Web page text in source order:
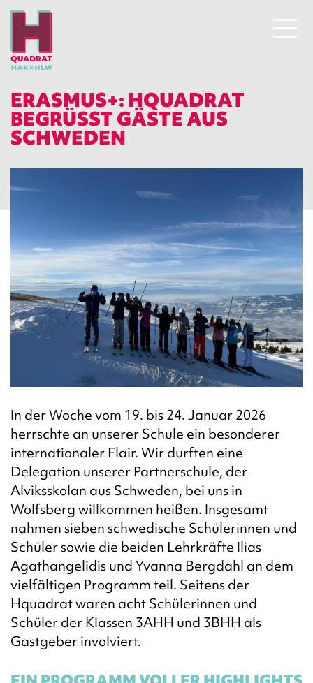
ERASMUS+: HQUADRAT
BEGRÜSST GÄSTE AUS S
CHWEDEN
In der Woche vom 19. bis 24. Januar 2026
herrschte an unserer Schule ein besonderer
internationaler Flair. Wir durften eine
Delegation unserer Partnerschule, der
Alviksskolan aus Schweden, bei uns in
Wolfsberg willkommen heißen. Insgesamt
nahmen sieben schwedische Schülerinnen und
Schüler sowie die beiden Lehrkräfte Ilias
Agathangelidis und Yvanna Bergdahl an dem
vielfältigen Programm teil. Seitens der
Hquadrat waren acht Schülerinnen und
Schüler der Klassen 3AHH und 3BHH als
Gastgeber involviert.